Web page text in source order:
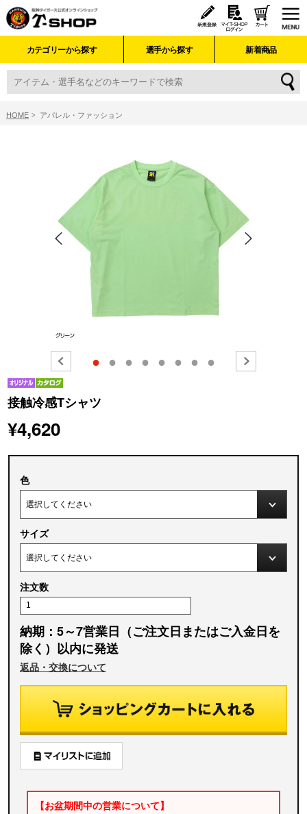
カテゴリーから探す 選手から探す 新着商品
HOME アパレル・ファッション
● ● ● ● ● ● ● ●
接触冷感Tシャツ
¥4,620
色
サイズ
注文数
納期：5～7営業日（ご注文日またはご入金日を
除く）以内に発送
返品・交換について
【お盆期間中の営業について】